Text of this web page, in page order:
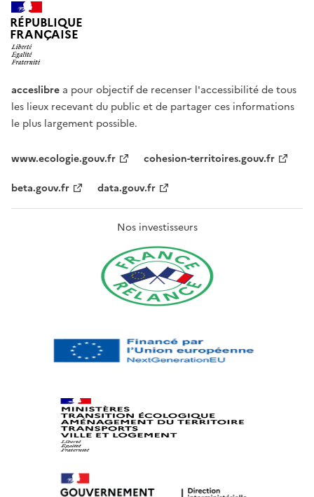
RÉPUBLIQUE
FRANÇAISE
acceslibre a pour objectif de recenser l'accessibilité de tous
les lieux recevant du public et de partager ces informations
le plus largement possible.
www.ecologie.gouv.fr
cohesion-territoires.gouv.fr
beta.gouv.fr
data.gouv.fr
Nos investisseurs